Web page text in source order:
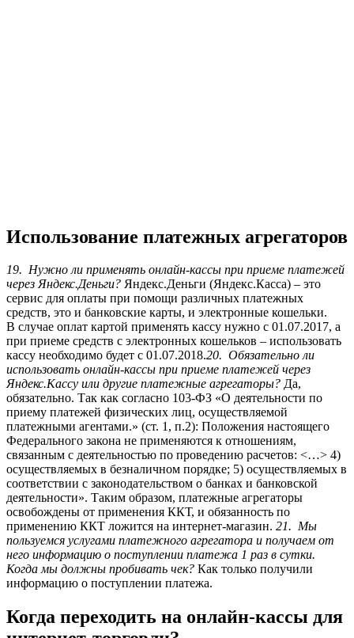
Использование платежных агрегаторов
19. Нужно ли применять онлайн-кассы при приеме платежей
через Яндекс.Деньги? Яндекс.Деньги (Яндекс.Касса) – это
сервис для оплаты при помощи различных платежных
средств, это и банковские карты, и электронные кошельки.
В случае оплат картой применять кассу нужно с 01.07.2017, а
при приеме средств с электронных кошельков – использовать
кассу необходимо будет с 01.07.2018.20. Обязательно ли
использовать онлайн-кассы при приеме платежей через
Яндекс.Кассу или другие платежные агрегаторы? Да,
обязательно. Так как согласно 103-ФЗ «О деятельности по
приему платежей физических лиц, осуществляемой
платежными агентами.» (ст. 1, п.2): Положения настоящего
Федерального закона не применяются к отношениям,
связанным с деятельностью по проведению расчетов: <…> 4)
осуществляемых в безналичном порядке; 5) осуществляемых в
соответствии с законодательством о банках и банковской
деятельности». Таким образом, платежные агрегаторы
освобождены от применения ККТ, и обязанность по
применению ККТ ложится на интернет-магазин. 21. Мы
пользуемся услугами платежного агрегатора и получаем от
него информацию о поступлении платежа 1 раз в сутки.
Когда мы должны пробивать чек? Как только получили
информацию о поступлении платежа.
Когда переходить на онлайн-кассы для